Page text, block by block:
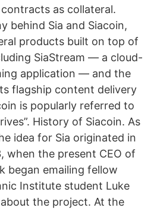
as collateral.
behind Sia and Siacoin,
products built on top of
SiaStream — a cloud-
application — and the
flagship content delivery
is popularly referred to
History of Siacoin. As
idea for Sia originated in
when the present CEO of
began emailing fellow
Institute student Luke
the project. At the